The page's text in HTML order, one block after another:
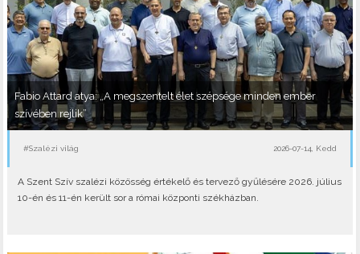
Fabio Attard atya: „A megszentelt élet szépsége minden ember
szívében rejlik”
#Szalézi világ 2026-07-14, Kedd
A Szent Szív szalézi közösség értékelő és tervező gyűlésére 2026. július
10-én és 11-én került sor a római központi székházban.